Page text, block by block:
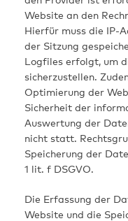
Website an den
Hierfür muss die IP-
der Sitzung
Logfiles erfolgt, um
sicherzustellen.
Optimierung der
Sicherheit der
Auswertung der
nicht statt.
Speicherung der
1 lit. f DSGVO.
Die Erfassung der
Website und die